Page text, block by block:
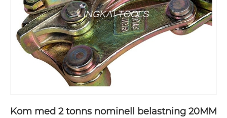
Kom med 2 tonns nominell belastning 20MM